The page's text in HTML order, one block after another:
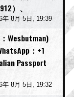
）、
年 8月 5日, 19:39
Wesbutman)
：+1
Passport
年 8月 5日, 19:32